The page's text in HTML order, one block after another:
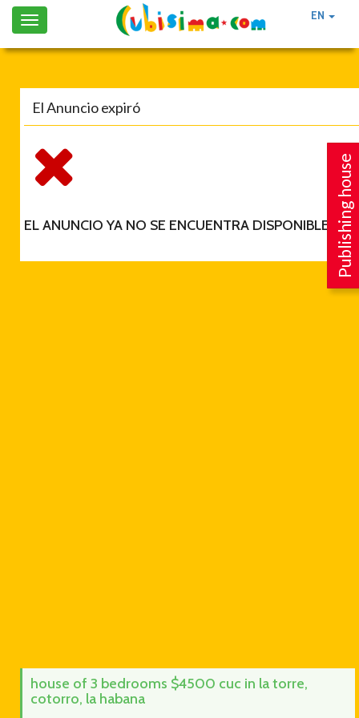
EN
Toggle
navigation
Publishing house
El Anuncio expiró
EL ANUNCIO YA NO SE ENCUENTRA DISPONIBLE.
house of 3 bedrooms $4500 cuc in la torre,
cotorro, la habana